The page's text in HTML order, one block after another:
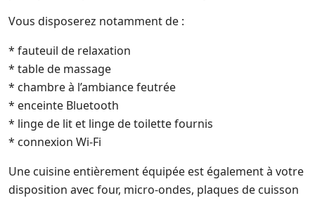
Vous disposerez notamment de :
* fauteuil de relaxation
* table de massage
* chambre à l’ambiance feutrée
* enceinte Bluetooth
* linge de lit et linge de toilette fournis
* connexion Wi-Fi
Une cuisine entièrement équipée est également à votre
disposition avec four, micro-ondes, plaques de cuisson